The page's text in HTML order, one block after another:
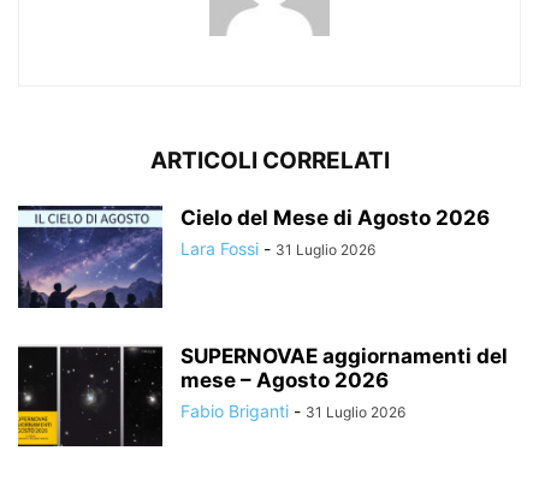
ARTICOLI CORRELATI
Cielo del Mese di Agosto 2026
Lara Fossi - 31 Luglio 2026
SUPERNOVAE aggiornamenti del
mese – Agosto 2026
Fabio Briganti - 31 Luglio 2026